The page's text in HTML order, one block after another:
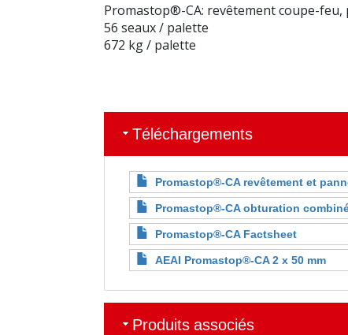
Promastop®-CA: revêtement coupe-
56 seaux / palette
672 kg / palette
Téléchargements
Promastop®-CA revêtement et
Promastop®-CA obturation
Promastop®-CA Factsheet
AEAI Promastop®-CA 2 x 50 mm
Produits associés